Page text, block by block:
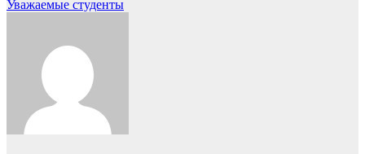
Уважаемые студенты